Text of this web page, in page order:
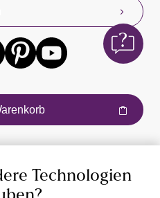
Technologien